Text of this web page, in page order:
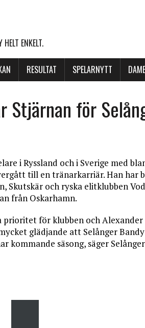
ENKELT.
RESULTAT SPELARNYTT
Stjärnan för
i Ryssland och i Sverige med
till en tränarkarriär. Han har
Skutskär och ryska elitklubben
från Oskarhamn.
prioritet för klubben och
glädjande att Selånger
kommande säsong, säger